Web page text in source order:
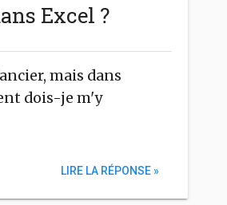
Excel ?
mais dans
dois-je m'y
LIRE LA RÉPONSE »